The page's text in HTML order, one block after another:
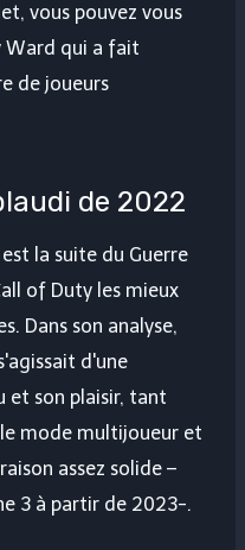
vous pouvez vous
Ward qui a fait
de joueurs
de 2022
la suite du Guerre
of Duty les mieux
Dans son analyse,
d'une
et son plaisir, tant
mode multijoueur et
assez solide –
3 à partir de 2023-.